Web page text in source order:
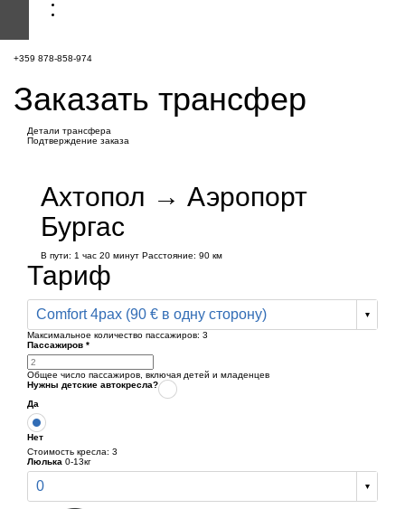
+359 878-858-974
Заказать трансфер
Детали трансфера
Подтверждение заказа
Ахтопол → Аэропорт
Бургас
В пути: 1 час 20 минут Расстояние: 90 км
Тариф
Comfort 4pax (90 € в одну сторону)
Максимальное количество пассажиров: 3
Пассажиров *
Общее число пассажиров, включая детей и младенцев
Нужны детские автокресла?
Да
Нет
Стоимость кресла: 3
Люлька 0-13кг
0